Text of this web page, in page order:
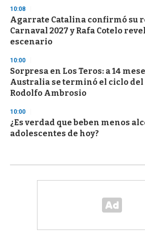
10:08
Agarrate Catalina confirmó su
Carnaval 2027 y Rafa Cotelo
escenario
10:00
Sorpresa en Los Teros: a 14
Australia se terminó el ciclo
Rodolfo Ambrosio
10:00
¿Es verdad que beben menos
adolescentes de hoy?